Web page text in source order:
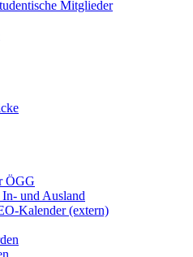
Mitglieder
ÖGG
und Ausland
Kalender (extern)